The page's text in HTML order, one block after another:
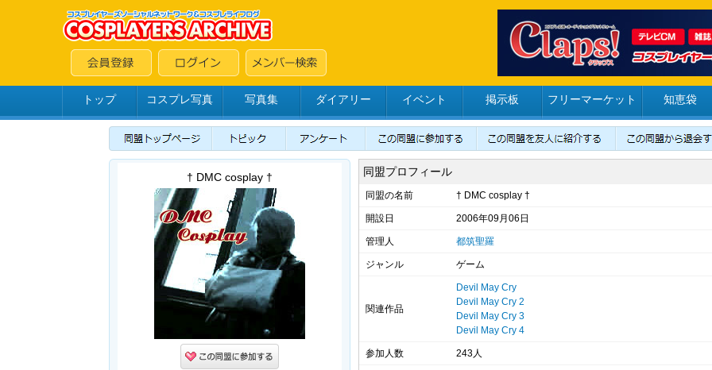
トップ コスプレ写真 写真集 ダイアリー イベント 掲示板 フリーマーケット 知恵袋
† DMC cosplay † 同盟プロフィール
同盟の名前 † DMC cosplay †
開設日 2006年09月06日
管理人 都筑聖羅
ジャンル ゲーム
関連作品
Devil May Cry
Devil May Cry 2
Devil May Cry 3
Devil May Cry 4
参加人数 243人